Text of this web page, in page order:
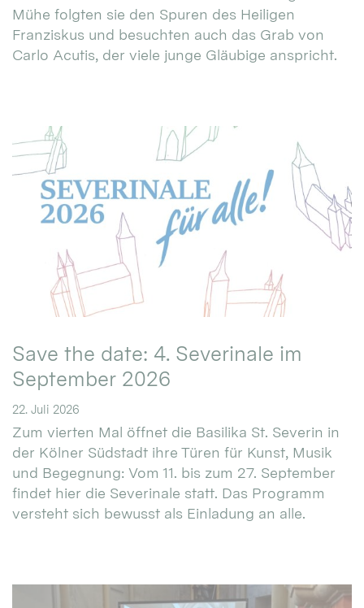
Mühe folgten sie den Spuren des Heiligen
Franziskus und besuchten auch das Grab von
Carlo Acutis, der viele junge Gläubige anspricht.
Save the date: 4. Severinale im
September 2026
22. Juli 2026
Zum vierten Mal öffnet die Basilika St. Severin in
der Kölner Südstadt ihre Türen für Kunst, Musik
und Begegnung: Vom 11. bis zum 27. September
findet hier die Severinale statt. Das Programm
versteht sich bewusst als Einladung an alle.